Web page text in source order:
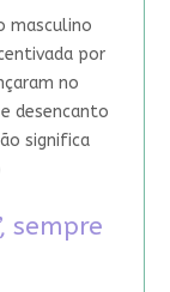
masculino
por
no
desencanto
significa
sempre